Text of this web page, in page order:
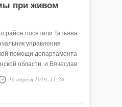
при живом
район посетили Татьяна
управления
помощи департамента
области, и Вячеслав
врач областной
16 апреля 2019, 11:26